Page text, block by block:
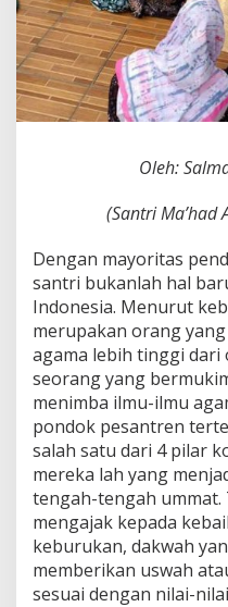
Oleh:
(Santri Ma’had
Dengan mayoritas
santri bukanlah hal
Indonesia. Menurut
merupakan orang
agama lebih tinggi dari
seorang yang
menimba ilmu-ilmu
pondok pesantren
salah satu dari 4 pilar
mereka lah yang
tengah-tengah ummat.
mengajak kepada
keburukan, dakwah
memberikan uswah
sesuai dengan nilai-